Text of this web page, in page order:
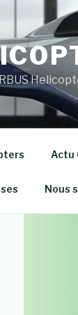
Actu
Nous